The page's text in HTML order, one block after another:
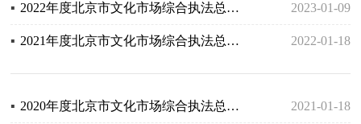
▪ 2022年度北京市文化市场综合执法总队网站工作年度报表 2023-01-09
▪ 2021年度北京市文化市场综合执法总队网站年度工作报表 2022-01-18
▪ 2020年度北京市文化市场综合执法总队网站工作年度报表 2021-01-18